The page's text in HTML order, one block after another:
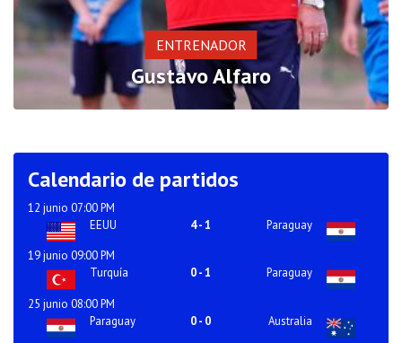
ENTRENADOR
Gustavo Alfaro
Calendario de partidos
12 junio 07:00 PM
EEUU
4-1 Paraguay
19 junio 09:00 PM
Turquía
0-1 Paraguay
25 junio 08:00 PM
Paraguay
0- 0 Australia